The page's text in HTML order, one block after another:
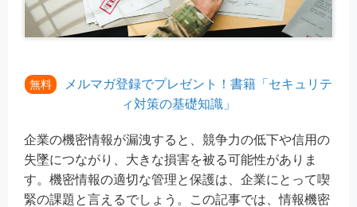
無料
メルマガ登録でプレゼント！書籍「セキュリテ
ィ対策の基礎知識」
企業の機密情報が漏洩すると、競争力の低下や信用の
失墜につながり、大きな損害を被る可能性がありま
す。機密情報の適切な管理と保護は、企業にとって喫
緊の課題と言えるでしょう。この記事では、情報機密